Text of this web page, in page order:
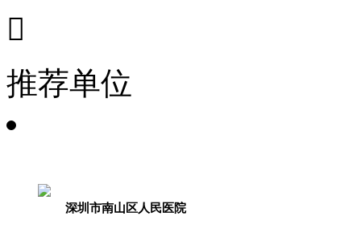

推荐单位
深圳市南山区人民医院